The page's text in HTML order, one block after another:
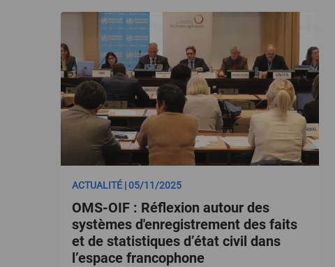
ACTUALITÉ | 05/11/2025
OMS-OIF : Réflexion autour des
systèmes d'enregistrement des faits
et de statistiques d’état civil dans
l’espace francophone